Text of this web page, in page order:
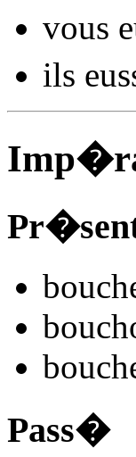
vous
ils
bouch
bouch
bouch
Pass�